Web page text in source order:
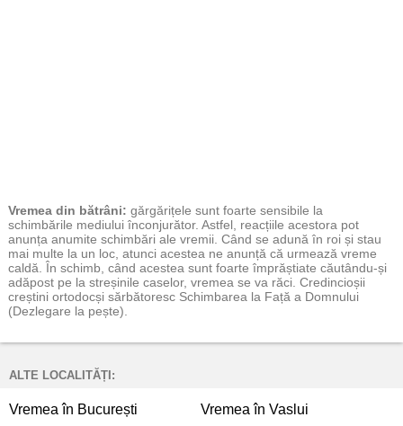
Vremea din bătrâni: gărgărițele sunt foarte sensibile la
schimbările mediului înconjurător. Astfel, reacțiile acestora pot
anunța anumite schimbări ale vremii. Când se adună în roi și stau
mai multe la un loc, atunci acestea ne anunță că urmează vreme
caldă. În schimb, când acestea sunt foarte împrăștiate căutându-și
adăpost pe la streșinile caselor, vremea se va răci. Credincioșii
creștini ortodocși sărbătoresc Schimbarea la Față a Domnului
(Dezlegare la pește).
ALTE LOCALITĂȚI:
Vremea în București Vremea în Vaslui